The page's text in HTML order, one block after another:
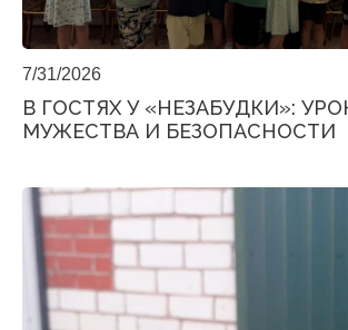
7/31/2026
В ГОСТЯХ У «НЕЗАБУДКИ»:
МУЖЕСТВА И БЕЗОПАСНОСТИ